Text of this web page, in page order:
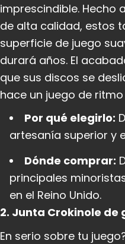
imprescindible. Hecho
de alta calidad, estos
superficie de juego
durará años. El
que sus discos se
hace un juego de
Por qué elegirlo:
artesanía superior y
Dónde comprar:
principales
en el Reino Unido.
2. Junta Crokinole de
En serio sobre tu